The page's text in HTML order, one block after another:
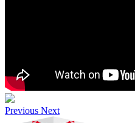
Previous Next